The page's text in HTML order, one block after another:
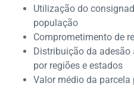
Utilização do
população
Comprometimento de
Distribuição da
por regiões e estados
Valor médio da